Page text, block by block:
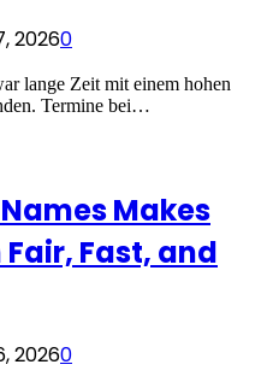
20260
lange Zeit mit einem hohen
Termine bei…
Makes
Fast, and
20260